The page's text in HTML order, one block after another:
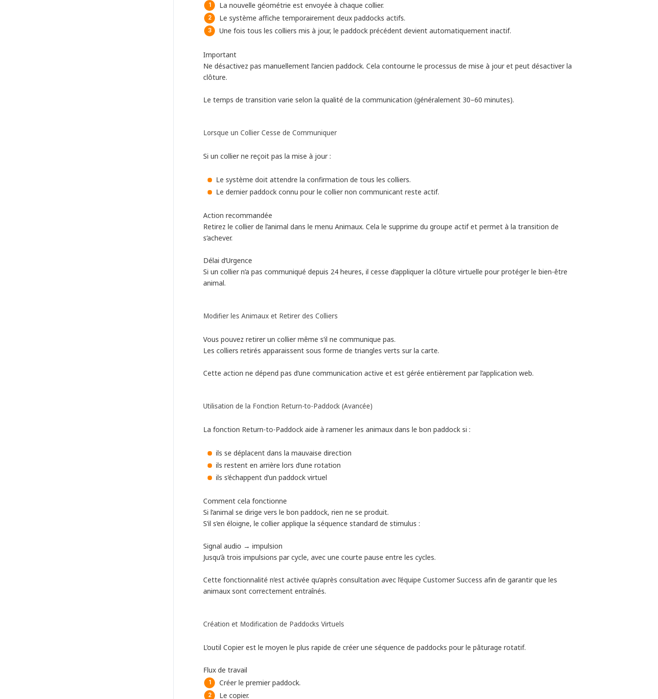
La nouvelle géométrie est envoyée à chaque collier.
Le système affiche temporairement deux paddocks actifs.
Une fois tous les colliers mis à jour, le paddock précédent devient automatiquement inactif.
Important
Ne désactivez pas manuellement l’ancien paddock. Cela contourne le processus de mise à jour et peut désactiver la
clôture.
Le temps de transition varie selon la qualité de la communication (généralement 30–60 minutes).
Lorsque un Collier Cesse de Communiquer
Si un collier ne reçoit pas la mise à jour :
Le système doit attendre la confirmation de tous les colliers.
Le dernier paddock connu pour le collier non communicant reste actif.
Action recommandée
Retirez le collier de l’animal dans le menu Animaux. Cela le supprime du groupe actif et permet à la transition de
s’achever.
Délai d’Urgence
Si un collier n’a pas communiqué depuis 24 heures, il cesse d’appliquer la clôture virtuelle pour protéger le bien-être
animal.
Modifier les Animaux et Retirer des Colliers
Vous pouvez retirer un collier même s’il ne communique pas.
Les colliers retirés apparaissent sous forme de triangles verts sur la carte.
Cette action ne dépend pas d’une communication active et est gérée entièrement par l’application web.
Utilisation de la Fonction Return-to-Paddock (Avancée)
La fonction Return-to-Paddock aide à ramener les animaux dans le bon paddock si :
ils se déplacent dans la mauvaise direction
ils restent en arrière lors d’une rotation
ils s’échappent d’un paddock virtuel
Comment cela fonctionne
Si l’animal se dirige vers le bon paddock, rien ne se produit.
S’il s’en éloigne, le collier applique la séquence standard de stimulus :
Signal audio → impulsion
Jusqu’à trois impulsions par cycle, avec une courte pause entre les cycles.
Cette fonctionnalité n’est activée qu’après consultation avec l’équipe Customer Success afin de garantir que les
animaux sont correctement entraînés.
Création et Modification de Paddocks Virtuels
L’outil Copier est le moyen le plus rapide de créer une séquence de paddocks pour le pâturage rotatif.
Flux de travail
Créer le premier paddock.
Le copier.